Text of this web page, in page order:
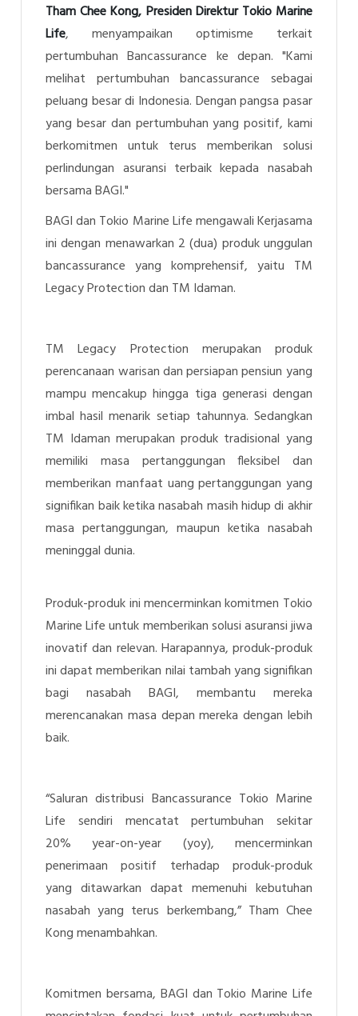
Tham Chee Kong, Presiden Direktur Tokio Marine
Life, menyampaikan optimisme terkait
pertumbuhan Bancassurance ke depan. "Kami
melihat pertumbuhan bancassurance sebagai
peluang besar di Indonesia. Dengan pangsa pasar
yang besar dan pertumbuhan yang positif, kami
berkomitmen untuk terus memberikan solusi
perlindungan asuransi terbaik kepada nasabah
bersama BAGI."
BAGI dan Tokio Marine Life mengawali Kerjasama
ini dengan menawarkan 2 (dua) produk unggulan
bancassurance yang komprehensif, yaitu TM
Legacy Protection dan TM Idaman.
TM Legacy Protection merupakan produk
perencanaan warisan dan persiapan pensiun yang
mampu mencakup hingga tiga generasi dengan
imbal hasil menarik setiap tahunnya. Sedangkan
TM Idaman merupakan produk tradisional yang
memiliki masa pertanggungan fleksibel dan
memberikan manfaat uang pertanggungan yang
signifikan baik ketika nasabah masih hidup di akhir
masa pertanggungan, maupun ketika nasabah
meninggal dunia.
Produk-produk ini mencerminkan komitmen Tokio
Marine Life untuk memberikan solusi asuransi jiwa
inovatif dan relevan. Harapannya, produk-produk
ini dapat memberikan nilai tambah yang signifikan
bagi nasabah BAGI, membantu mereka
merencanakan masa depan mereka dengan lebih
baik.
“Saluran distribusi Bancassurance Tokio Marine
Life sendiri mencatat pertumbuhan sekitar
20%year-on-year (yoy), mencerminkan
penerimaan positif terhadap produk-produk
yang ditawarkan dapat memenuhi kebutuhan
nasabah yang terus berkembang,” Tham Chee
Kongmenambahkan.
Komitmen bersama, BAGI dan Tokio Marine Life